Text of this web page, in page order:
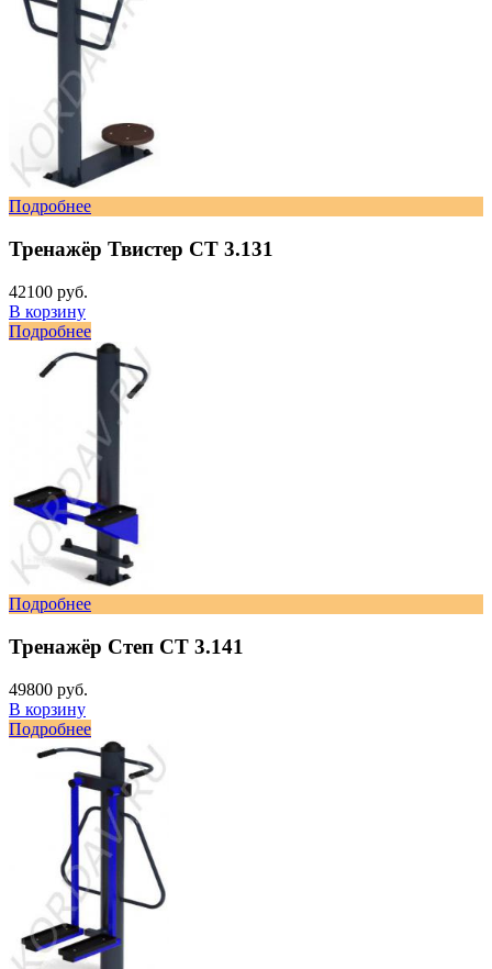
Подробнее
Тренажёр Твистер СТ 3.131
42100 руб.
В корзину
Подробнее
Подробнее
Тренажёр Степ СТ 3.141
49800 руб.
В корзину
Подробнее